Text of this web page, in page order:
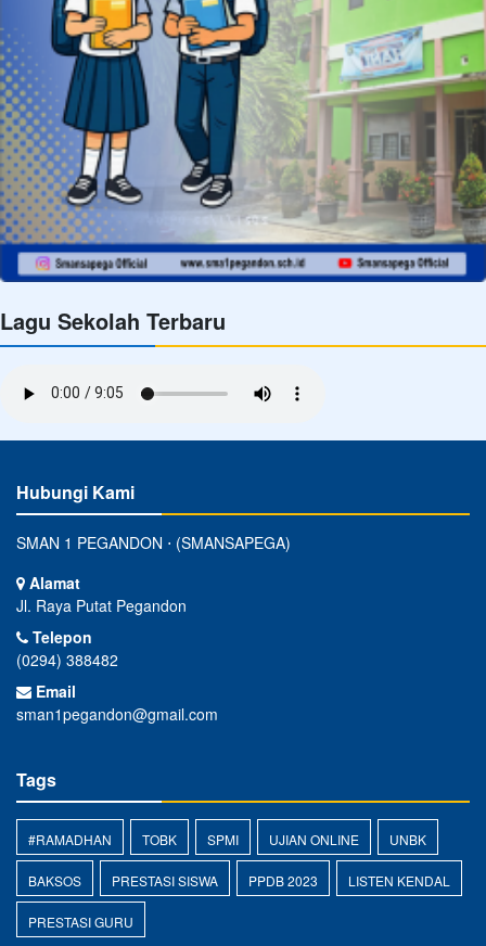
Lagu Sekolah Terbaru
Hubungi Kami
SMAN 1 PEGANDON ⋅ (SMANSAPEGA)
Alamat
Jl. Raya Putat Pegandon
Telepon
(0294) 388482
Email
sman1pegandon@gmail.com
Tags
#RAMADHAN TOBK SPMI UJIAN ONLINE UNBK
BAKSOS PRESTASI SISWA PPDB 2023 LISTEN KENDAL
PRESTASI GURU